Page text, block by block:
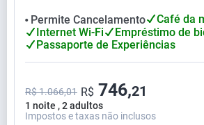
⬤ Permite Cancelamento
Café da
Internet Wi-Fi
Empréstimo de
Passaporte de Experiências
1 noite , 2 adultos
R$ 1.066,01 R$ 746,21
Impostos e taxas não inclusos